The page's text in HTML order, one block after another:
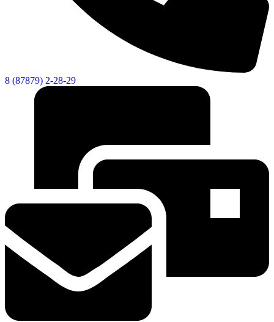
Документы
Виртуальная
8 (87879) 2-28-29